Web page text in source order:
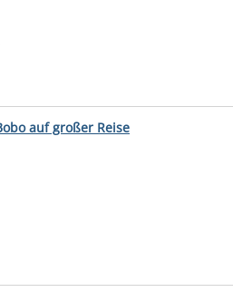
auf großer Reise